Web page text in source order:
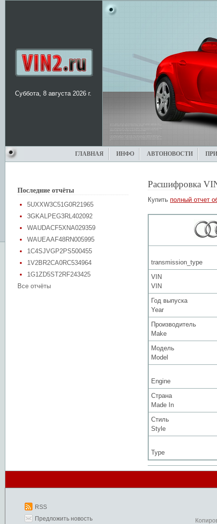
Суббота, 8 августа 2026 г.
ГЛАВНАЯ ИНФО АВТОНОВОСТИ
Последние отчёты
5UXXW3C51G0R21965
3GKALPEG3RL402092
WAUDACF5XNA029359
WAUEAAF48RN005995
1C4SJVGP2PS500455
1V2BR2CA0RC534964
1G1ZD5ST2RF243425
Все отчёты
Расшифровка
Купить полный отчет
transmission_type
VIN
VIN
Год выпуска
Year
Производитель
Make
Модель
Model
Engine
Страна
Made In
Стиль
Style
Type
RSS
Предложить новость